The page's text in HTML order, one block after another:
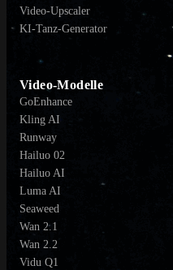
Video-Upscaler
KI-Tanz-Generator
Video-Modelle
GoEnhance
Kling AI
Runway
Hailuo 02
Hailuo AI
Luma AI
Seaweed
Wan 2.1
Wan 2.2
Vidu Q1